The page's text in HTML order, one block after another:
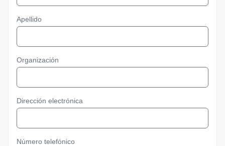
Apellido
Organización
Dirección electrónica
Número telefónico